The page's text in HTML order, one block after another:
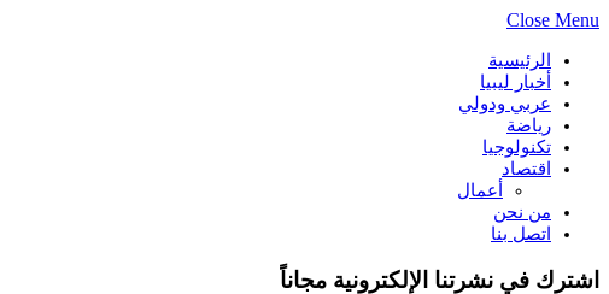
Close Menu
الرئيسية
أخبار ليبيا
عربي ودولي
رياضة
تكنولوجيا
اقتصاد
أعمال
من نحن
اتصل بنا
اشترك في نشرتنا الإلكترونية مجاناً